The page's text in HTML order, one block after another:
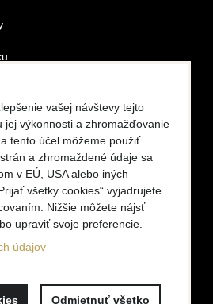
- PI, 6 - 16:00)
vašej návštevy tejto
jej výkonnosti a zhromažďovanie
tento účel môžeme použiť
a zhromaždené údaje sa
v EÚ, USA alebo iných
všetky cookies“ vyjadrujete
Nižšie môžete nájsť
upraviť svoje preferencie.
údajov
Odmietnuť všetko